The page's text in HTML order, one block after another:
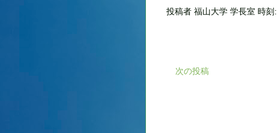
投稿者 福山大学 学長室 時刻:
次の投稿